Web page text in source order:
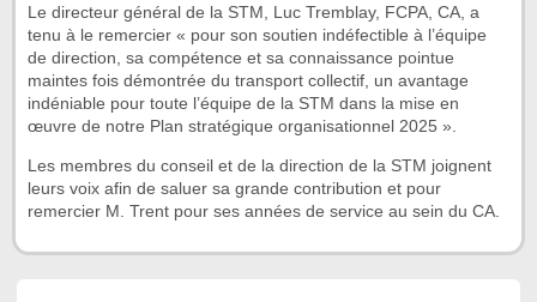
Le directeur général de la STM, Luc Tremblay, FCPA, CA, a
tenu à le remercier « pour son soutien indéfectible à l’équipe
de direction, sa compétence et sa connaissance pointue
maintes fois démontrée du transport collectif, un avantage
indéniable pour toute l’équipe de la STM dans la mise en
œuvre de notre Plan stratégique organisationnel 2025 ».
Les membres du conseil et de la direction de la STM joignent
leurs voix afin de saluer sa grande contribution et pour
remercier M. Trent pour ses années de service au sein du CA.